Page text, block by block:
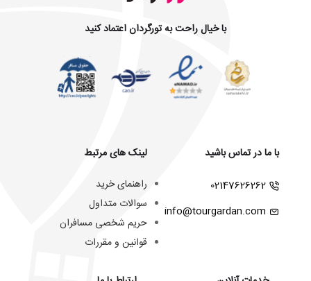
با خیال راحت به تورگردان اعتماد کنید
با ما در تماس باشید
02147626262
info@tourgardan.com
لینک های مرتبط
راهنمای خرید
سوالات متداول
حریم شخصی مسافران
قوانین و مقررات